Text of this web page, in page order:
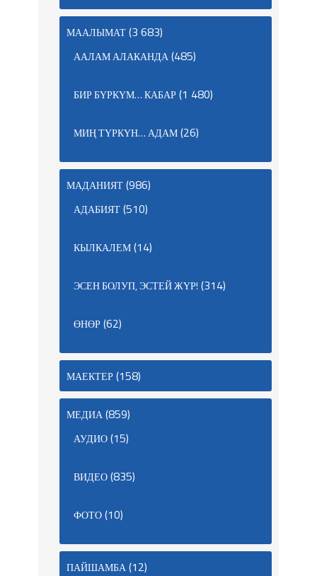
МААЛЫМАТ(3 683)
ААЛАМ АЛАКАНДА(485)
БИР БҮРКҮМ… КАБАР(1 480)
МИҢ ТҮРКҮН… АДАМ(26)
МАДАНИЯТ(986)
АДАБИЯТ(510)
КЫЛКАЛЕМ(14)
ЭСЕН БОЛУП, ЭСТЕЙ ЖҮР! (314)
ӨНӨР(62)
МАЕКТЕР(158)
МЕДИА(859)
АУДИО(15)
ВИДЕО(835)
ФОТО(10)
ПАЙШАМБА(12)